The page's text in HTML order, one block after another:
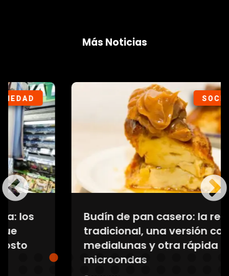
Más Noticias
SOCIEDAD
Budín de pan casero: la receta
tradicional, una versión con
medialunas y otra rápida en
microondas